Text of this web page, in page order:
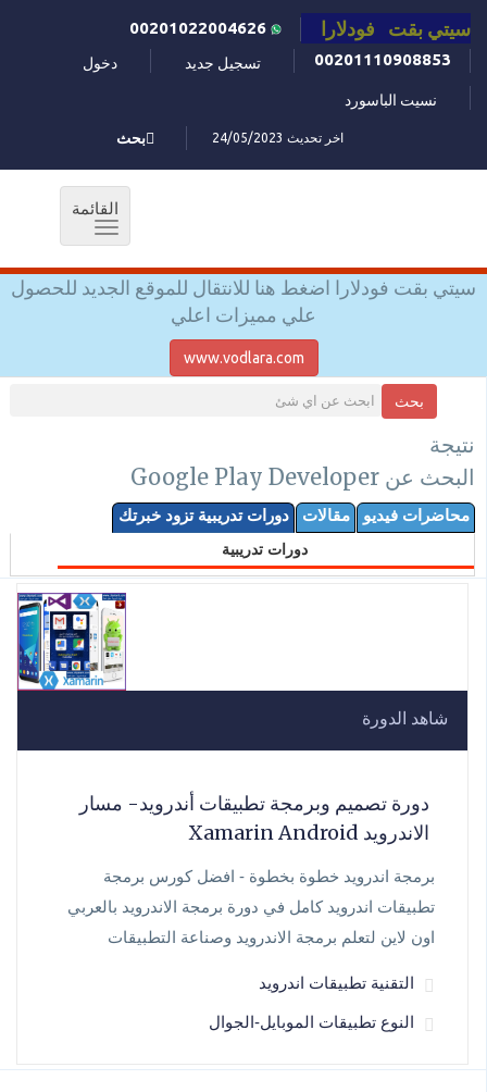
سيتي بقت فودلارا
00201110908853
تسجيل جديد دخول
نسيت الباسورد
اخر تحديث 24/05/2023 بحث
القائمة
Toggle
سيتي بقت فودلارا اضغط هنا للانتقال للموقع الجديد للحصول
علي مميزات اعلي
www.vodlara.com
بحث
نتيجة
البحث عن Google Play Developer
محاضرات فيديو مقالات دورات تدريبية تزود خبرتك
دورات تدريبية
شاهد الدورة
دورة تصميم وبرمجة تطبيقات أندرويد- مسار
الاندرويد Xamarin Android
برمجة اندرويد خطوة بخطوة - افضل كورس برمجة
تطبيقات اندرويد كامل في دورة برمجة الاندرويد بالعربي
اون لاين لتعلم برمجة الاندرويد وصناعة التطبيقات
التقنية تطبيقات اندرويد
النوع تطبيقات الموبايل-الجوال